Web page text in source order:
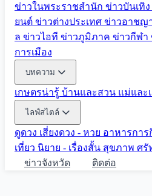
ข่าวในพระราชสำนัก ข่าวบันเทิง
ยนต์ ข่าวต่างประเทศ ข่าวอาชญ
ล ข่าวไอที ข่าวภูมิภาค ข่าวกีฬา
การเมือง
บทความ
เกษตรน่ารู้ บ้านและสวน แม่และ
ไลฟ์สไตล์
ดูดวง เสี่ยงดวง - หวย อาหารการ
เที่ยว นิยาย - เรื่องสั้น สุขภาพ ศรั
ข่าวจังหวัด
ติดต่อ